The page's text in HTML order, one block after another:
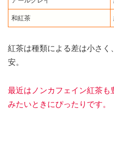
和紅茶
紅茶は種類による差は小さく
安。
最近はノンカフェイン紅茶も
みたいときにぴったりです。